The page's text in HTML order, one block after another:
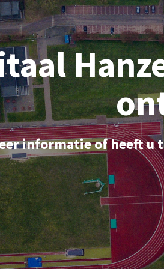
informatie of heeft u